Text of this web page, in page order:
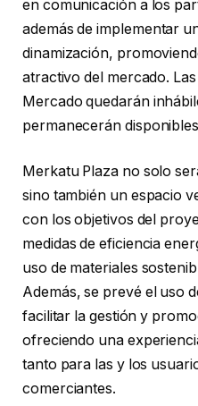
en comunicación a los
además de implementar
dinamización,
atractivo del mercado.
Mercado quedarán
permanecerán
Merkatu Plaza no solo
sino también un espacio
con los objetivos del
medidas de eficiencia
uso de materiales
Además, se prevé el uso
facilitar la gestión y
ofreciendo una
tanto para las y los
comerciantes.